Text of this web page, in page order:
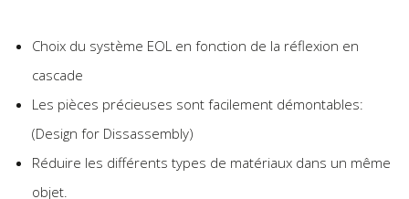
Choix du système EOL en fonction de la réflexion en
cascade
Les pièces précieuses sont facilement démontables:
(Design for Dissassembly)
Réduire les différents types de matériaux dans un même
objet.